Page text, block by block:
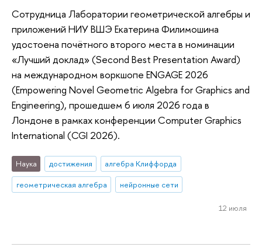
Сотрудница Лаборатории геометрической алгебры и
приложений НИУ ВШЭ Екатерина Филимошина
удостоена почётного второго места в номинации
«Лучший доклад» (Second Best Presentation Award)
на международном воркшопе ENGAGE 2026
(Empowering Novel Geometric Algebra for Graphics and
Engineering), прошедшем 6 июля 2026 года в
Лондоне в рамках конференции Computer Graphics
International (CGI 2026).
Наука достижения
алгебра Клиффорда
геометрическая алгебра
нейронные сети
12 июля